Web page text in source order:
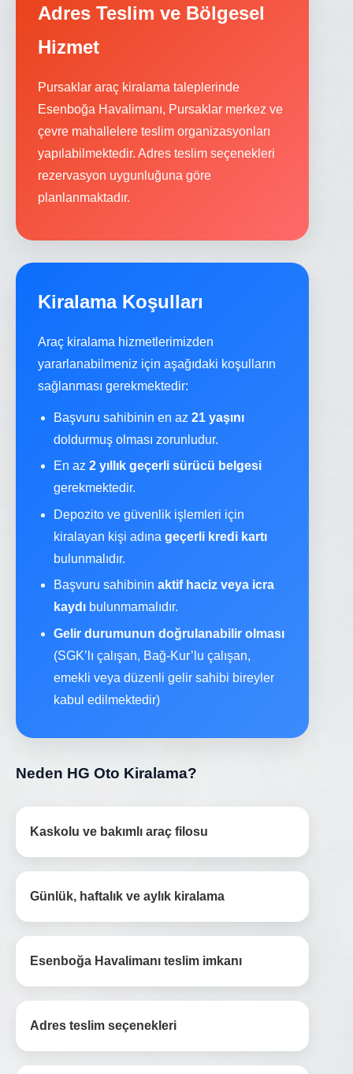
Adres Teslim ve Bölgesel
Hizmet
Pursaklar araç kiralama taleplerinde
Esenboğa Havalimanı, Pursaklar merkez ve
çevre mahallelere teslim organizasyonları
yapılabilmektedir. Adres teslim seçenekleri
rezervasyon uygunluğuna göre
planlanmaktadır.
Kiralama Koşulları
Araç kiralama hizmetlerimizden
yararlanabilmeniz için aşağıdaki koşulların
sağlanması gerekmektedir:
Başvuru sahibinin en az 21 yaşını
doldurmuş olması zorunludur.
En az 2 yıllık geçerli sürücü belgesi
gerekmektedir.
Depozito ve güvenlik işlemleri için
kiralayan kişi adına geçerli kredi kartı
bulunmalıdır.
Başvuru sahibinin aktif haciz veya icra
kaydı bulunmamalıdır.
Gelir durumunun doğrulanabilir olması
(SGK’lı çalışan, Bağ-Kur’lu çalışan,
emekli veya düzenli gelir sahibi bireyler
kabul edilmektedir)
Neden HG Oto Kiralama?
Kaskolu ve bakımlı araç filosu
Günlük, haftalık ve aylık kiralama
Esenboğa Havalimanı teslim imkanı
Adres teslim seçenekleri